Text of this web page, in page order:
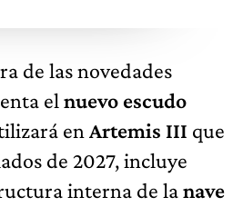
de las novedades
el nuevo escudo
en Artemis III que
de 2027, incluye
interna de lanave